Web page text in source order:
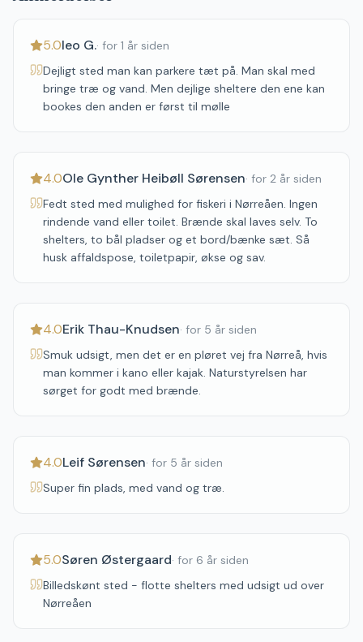
5.0leo G.· for 1 år siden
Dejligt sted man kan parkere tæt på. Man skal med
bringe træ og vand. Men dejlige sheltere den ene kan
bookes den anden er først til mølle
4.0Ole Gynther Heibøll Sørensen· for 2 år siden
Fedt sted med mulighed for fiskeri i Nørreåen. Ingen
rindende vand eller toilet. Brænde skal laves selv. To
shelters, to bål pladser og et bord/bænke sæt. Så
husk affaldspose, toiletpapir, økse og sav.
4.0Erik Thau-Knudsen· for 5 år siden
Smuk udsigt, men det er en pløret vej fra Nørreå, hvis
man kommer i kano eller kajak. Naturstyrelsen har
sørget for godt med brænde.
4.0Leif Sørensen· for 5 år siden
Super fin plads, med vand og træ.
5.0Søren Østergaard· for 6 år siden
Billedskønt sted - flotte shelters med udsigt ud over
Nørreåen